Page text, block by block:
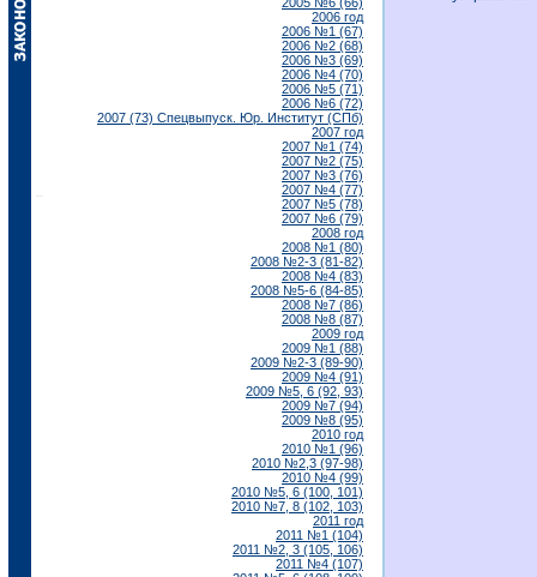
2006 год
2006 №1 (67)
2006 №2 (68)
2006 №3 (69)
2006 №4 (70)
2006 №5 (71)
2006 №6 (72)
2007 (73) Спецвыпуск. Юр. Институт (СПб)
2007 год
2007 №1 (74)
2007 №2 (75)
2007 №3 (76)
2007 №4 (77)
2007 №5 (78)
2007 №6 (79)
2008 год
2008 №1 (80)
2008 №2-3 (81-82)
2008 №4 (83)
2008 №5-6 (84-85)
2008 №7 (86)
2008 №8 (87)
2009 год
2009 №1 (88)
2009 №2-3 (89-90)
2009 №4 (91)
2009 №5, 6 (92, 93)
2009 №7 (94)
2009 №8 (95)
2010 год
2010 №1 (96)
2010 №2,3 (97-98)
2010 №4 (99)
2010 №5, 6 (100, 101)
2010 №7, 8 (102, 103)
2011 год
2011 №1 (104)
2011 №2, 3 (105, 106)
2011 №4 (107)